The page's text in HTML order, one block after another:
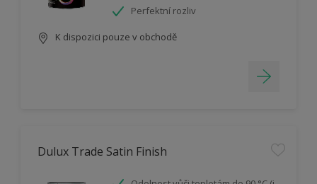
Perfektní rozliv
K dispozici pouze v obchodě
Dulux Trade Satin Finish